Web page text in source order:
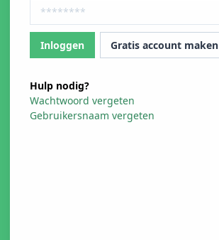
Gratis account maken
Hulp nodig?
Wachtwoord vergeten
Gebruikersnaam vergeten